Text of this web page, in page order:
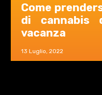
13 Luglio, 2022
Come
di cannabis
vacanza